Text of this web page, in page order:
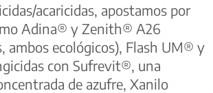
acaricidas, apostamos por
Adina® y Zenith® A26
ambos ecológicos), Flash UM® y
con Sufrevit®, una
de azufre, Xanilo